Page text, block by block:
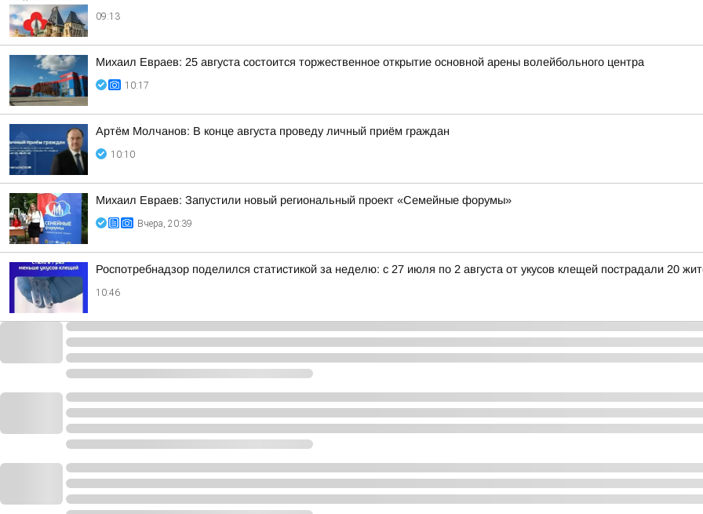
09:13
Михаил Евраев: 25 августа состоится торжественное открытие основной арены волейбольного центра
10:17
Артём Молчанов: В конце августа проведу личный приём граждан
10:10
Михаил Евраев: Запустили новый региональный проект «Семейные форумы»
Вчера, 20:39
Роспотребнадзор поделился статистикой за неделю: с 27 июля по 2 августа от укусов клещей пострадали 20
10:46